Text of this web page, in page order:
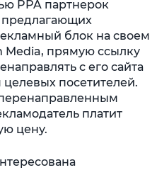
PPA партнерок
предлагающих
блок на своем
Media, прямую ссылку
с его сайта
посетителей.
платит
цену.